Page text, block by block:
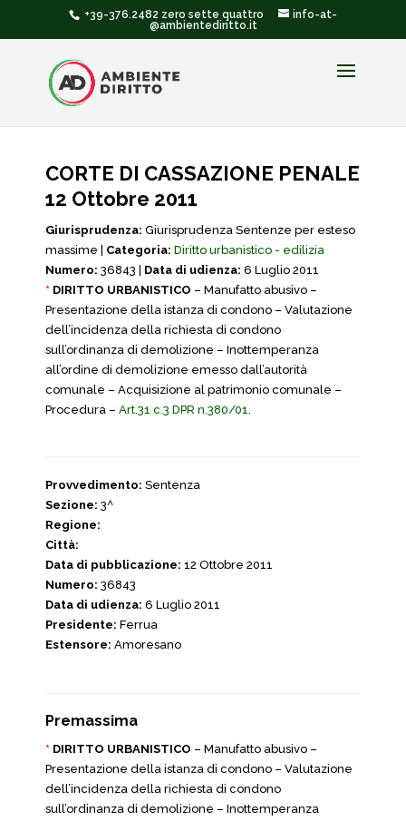
+39-376.2482 zero sette quattro
info-at-
@ambientediritto.it
CORTE DI CASSAZIONE PENALE
12 Ottobre 2011
Giurisprudenza: Giurisprudenza Sentenze per esteso
massime | Categoria: Diritto urbanistico - edilizia
Numero: 36843 | Data di udienza: 6 Luglio 2011
* DIRITTO URBANISTICO – Manufatto abusivo –
Presentazione della istanza di condono – Valutazione
dell’incidenza della richiesta di condono
sull’ordinanza di demolizione – Inottemperanza
all’ordine di demolizione emesso dall’autorità
comunale – Acquisizione al patrimonio comunale –
Procedura – Art.31 c.3 DPR n.380/01.
Provvedimento: Sentenza
Sezione: 3^
Regione:
Città:
Data di pubblicazione: 12 Ottobre 2011
Numero: 36843
Data di udienza: 6 Luglio 2011
Presidente: Ferrua
Estensore: Amoresano
Premassima
* DIRITTO URBANISTICO – Manufatto abusivo –
Presentazione della istanza di condono – Valutazione
dell’incidenza della richiesta di condono
sull’ordinanza di demolizione – Inottemperanza